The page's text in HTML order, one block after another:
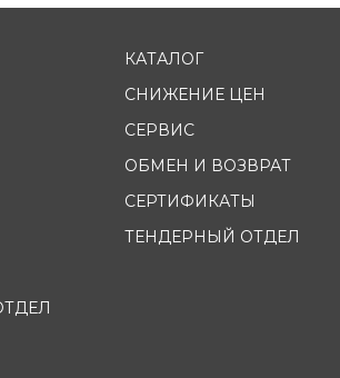
КАТАЛОГ
СНИЖЕНИЕ ЦЕН
СЕРВИС
ОБМЕН И ВОЗВРАТ
СЕРТИФИКАТЫ
ТЕНДЕРНЫЙ ОТДЕЛ